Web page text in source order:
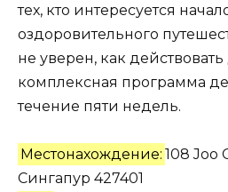
тех, кто интересуется
оздоровительного
не уверен, как
комплексная программа
течение пяти недель.
Местонахождение: 108 Joo
Сингапур 427401